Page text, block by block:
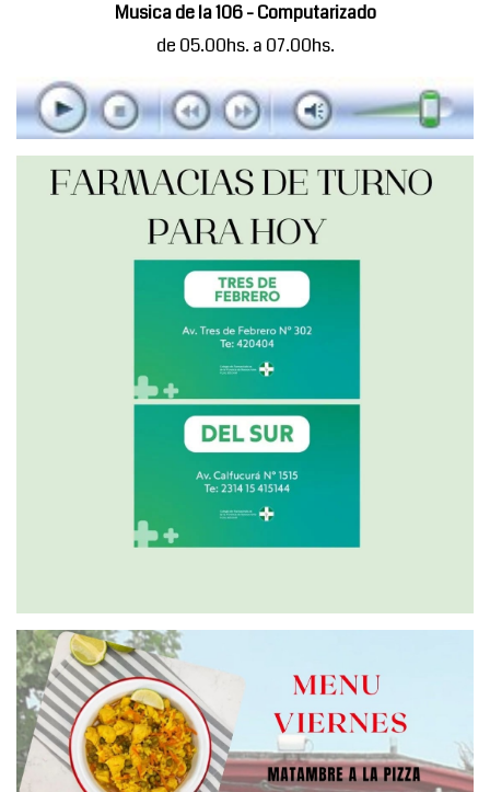
Musica de la 106 - Computarizado
de 05.00hs. a 07.00hs.